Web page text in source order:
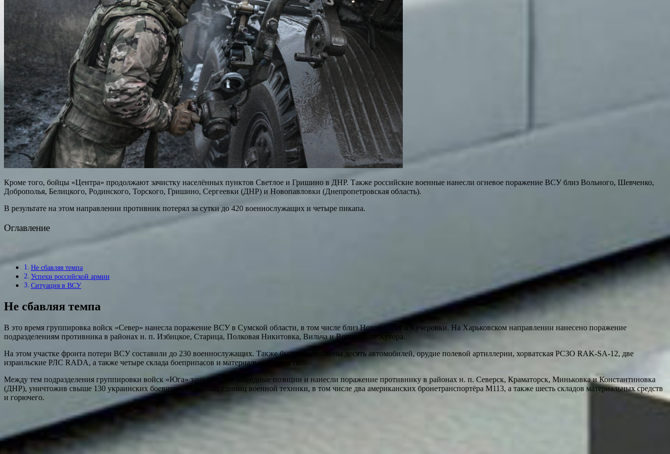
Кроме того, бойцы «Центра» продолжают зачистку населённых пунктов Светлое и Гришино в ДНР. Также российские военные нанесли огневое поражение ВСУ близ Вольного, Шевченко,
Доброполья, Белицкого, Родинского, Торского, Гришино, Сергеевки (ДНР) и Новопавловки (Днепропетровская область).
В результате на этом направлении противник потерял за сутки до 420 военнослужащих и четыре пикапа.
Оглавление
Не сбавляя темпа
Успехи российской армии
Ситуация в ВСУ
Не сбавляя темпа
В это время группировка войск «Север» нанесла поражение ВСУ в Сумской области, в том числе близ Новой Сечи и Кучеровки. На Харьковском направлении нанесено поражение
подразделениям противника в районах н. п. Избицкое, Старица, Полковая Никитовка, Вильча и Волчанские Хутора.
На этом участке фронта потери ВСУ составили до 230 военнослужащих. Также были уничтожены десять автомобилей, орудие полевой артиллерии, хорватская РСЗО RAK-SA-12, две
израильские РЛС RADA, а также четыре склада боеприпасов и материальных средств.
Между тем подразделения группировки войск «Юга» заняли более выгодные позиции и нанесли поражение противнику в районах н. п. Северск, Краматорск, Миньковка и Константиновка
(ДНР), уничтожив свыше 130 украинских боевиков, несколько единиц военной техники, в том числе два американских бронетранспортёра M113, а также шесть складов материальных средств
и горючего.